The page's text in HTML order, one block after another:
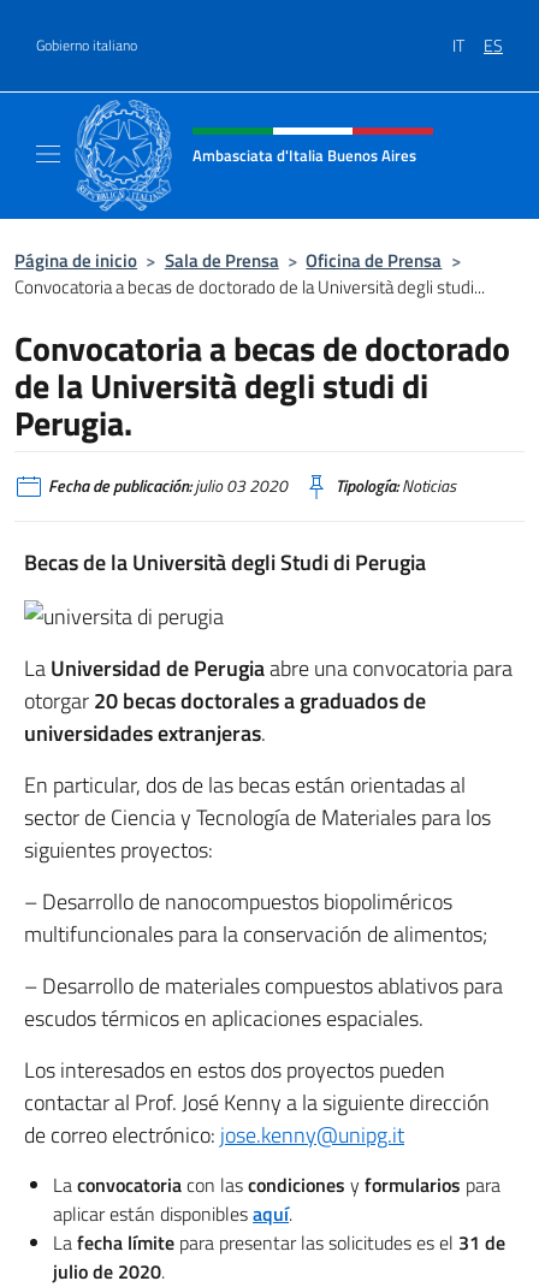
Gobierno italiano IT ES
Encabezado del sitio web,
Ambasciata d'Italia Buenos Aires
Página de inicio > Sala de Prensa > Oficina de Prensa >
Convocatoria a becas de doctorado de la Università degli studi...
Convocatoria a becas de doctorado
de la Università degli studi di
Perugia.
Fecha de publicación:julio 03 2020 Tipología:Noticias
Becas de la Università degli Studi di Perugia
LaUniversidad de Perugiaabre una convocatoria para
otorgar20 becas doctorales a graduados de
universidades extranjeras.
En particular, dos de las becas están orientadas al
sector de Ciencia y Tecnología de Materiales para los
siguientes proyectos:
– Desarrollo de nanocompuestos biopoliméricos
multifuncionales para la conservación de alimentos;
– Desarrollo de materiales compuestos ablativos para
escudos térmicos en aplicaciones espaciales.
Los interesados en estos dos proyectos pueden
contactar al Prof. José Kenny a la siguiente dirección
de correo electrónico: jose.kenny@unipg.it
Laconvocatoriacon lascondiciones y formularios para
aplicar están disponiblesaquí.
Lafecha límite para presentar las solicitudes es el 31 de
julio de 2020.